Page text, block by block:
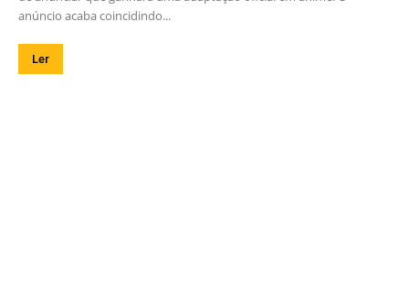
anúncio acaba coincidindo...
Ler